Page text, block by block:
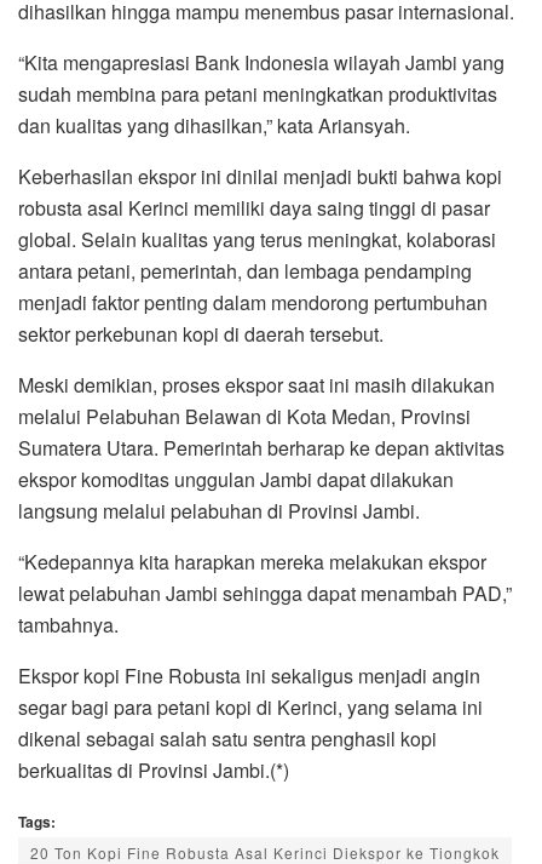
dihasilkan hingga mampu menembus pasar internasional.
“Kita mengapresiasi Bank Indonesia wilayah Jambi yang
sudah membina para petani meningkatkan produktivitas
dan kualitas yang dihasilkan,” kata Ariansyah.
Keberhasilan ekspor ini dinilai menjadi bukti bahwa kopi
robusta asal Kerinci memiliki daya saing tinggi di pasar
global. Selain kualitas yang terus meningkat, kolaborasi
antara petani, pemerintah, dan lembaga pendamping
menjadi faktor penting dalam mendorong pertumbuhan
sektor perkebunan kopi di daerah tersebut.
Meski demikian, proses ekspor saat ini masih dilakukan
melalui Pelabuhan Belawan di Kota Medan, Provinsi
Sumatera Utara. Pemerintah berharap ke depan aktivitas
ekspor komoditas unggulan Jambi dapat dilakukan
langsung melalui pelabuhan di Provinsi Jambi.
“Kedepannya kita harapkan mereka melakukan ekspor
lewat pelabuhan Jambi sehingga dapat menambah PAD,”
tambahnya.
Ekspor kopi Fine Robusta ini sekaligus menjadi angin
segar bagi para petani kopi di Kerinci, yang selama ini
dikenal sebagai salah satu sentra penghasil kopi
berkualitas di Provinsi Jambi.(*)
Tags:
20 Ton Kopi Fine Robusta Asal Kerinci Diekspor ke Tiongkok